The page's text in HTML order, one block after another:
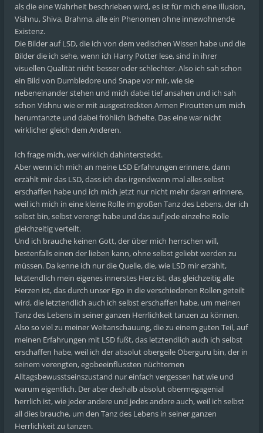
als die eine Wahrheit beschrieben wird, es ist für mich eine Illusion,
Vishnu, Shiva, Brahma, alle ein Phenomen ohne innewohnende
Existenz.
Die Bilder auf LSD, die ich von dem vedischen Wissen habe und die
Bilder die ich sehe, wenn ich Harry Potter lese, sind in ihrer
visuellen Qualität nicht besser oder schlechter. Also ich sah schon
ein Bild von Dumbledore und Snape vor mir, wie sie
nebeneinander stehen und mich dabei tief ansahen und ich sah
schon Vishnu wie er mit ausgestreckten Armen Piroutten um mich
herumtanzte und dabei fröhlich lächelte. Das eine war nicht
wirklicher gleich dem Anderen.
Ich frage mich, wer wirklich dahintersteckt.
Aber wenn ich mich an meine LSD Erfahrungen erinnere, dann
erzählt mir das LSD, dass ich das irgendwann mal alles selbst
erschaffen habe und ich mich jetzt nur nicht mehr daran erinnere,
weil ich mich in eine kleine Rolle im großen Tanz des Lebens, der ich
selbst bin, selbst verengt habe und das auf jede einzelne Rolle
gleichzeitig verteilt.
Und ich brauche keinen Gott, der über mich herrschen will,
bestenfalls einen der lieben kann, ohne selbst geliebt werden zu
müssen. Da kenne ich nur die Quelle, die, wie LSD mir erzählt,
letztendlich mein eigenes innerstes Herz ist, das gleichzeitig alle
Herzen ist, das durch unser Ego in die verschiedenen Rollen geteilt
wird, die letztendlich auch ich selbst erschaffen habe, um meinen
Tanz des Lebens in seiner ganzen Herrlichkeit tanzen zu können.
Also so viel zu meiner Weltanschauung, die zu einem guten Teil, auf
meinen Erfahrungen mit LSD fußt, das letztendlich auch ich selbst
erschaffen habe, weil ich der absolut obergeile Oberguru bin, der in
seinem verengten, egobeeinflussten nüchternen
Alltagsbewusstseinszustand nur einfach vergessen hat wie und
warum eigentlich. Der aber deshalb absolut obermegagenial
herrlich ist, wie jeder andere und jedes andere auch, weil ich selbst
all dies brauche, um den Tanz des Lebens in seiner ganzen
Herrlichkeit zu tanzen.